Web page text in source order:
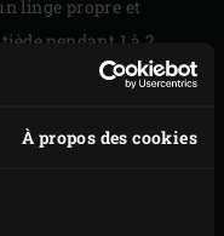
À propos des cookies
linge propre et
pendant 1 à 2
de volume.
besoins.
avant de les
envies.